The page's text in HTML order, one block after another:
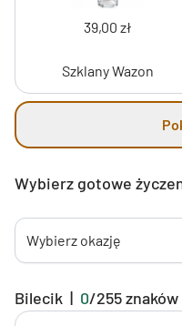
39,00 zł
Szklany Wazon
Wybierz gotowe
Wybierz okazję
Bilecik | 0/255znaków